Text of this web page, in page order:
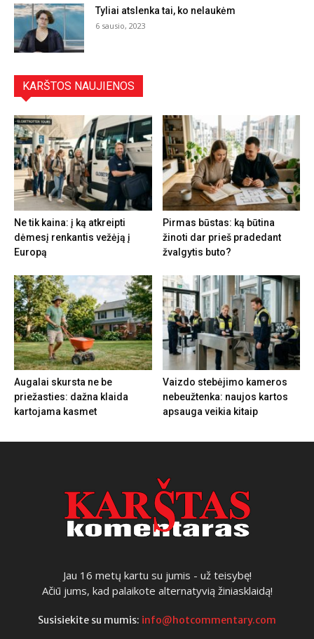
Tyliai atslenka tai, ko nelaukėm
6 sausio, 2023
KARŠTOS NAUJIENOS
Ne tik kaina: į ką atkreipti
dėmesį renkantis vežėją į
Europą
Pirmas būstas: ką būtina
žinoti dar prieš pradedant
žvalgytis buto?
Augalai skursta ne be
priežasties: dažna klaida
kartojama kasmet
Vaizdo stebėjimo kameros
nebeužtenka: naujos kartos
apsauga veikia kitaip
Jau 16 metų kartu su jumis - už teisybę!
Ačiū jums, kad palaikote alternatyvią žiniasklaidą!
Susisiekite su mumis: info@hotcommentary.com